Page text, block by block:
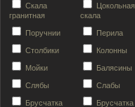
Скала
гранитная
Цокольная
скала
Поручнии Перила
Столбики Колонны
Мойки Балясины
Слябы Слабы
Брусчатка
Брусчатка